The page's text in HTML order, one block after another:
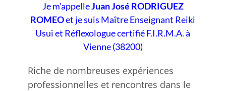
Je m’appelleJuan José RODRIGUEZ
ROMEOet je suis Maître Enseignant Reiki
Usui et Réflexologue certifié F.I.R.M.A. à
Vienne (38200)
Riche de nombreuses expériences
professionnelles et rencontres dans le